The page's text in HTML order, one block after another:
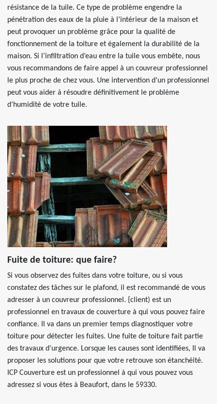
résistance de la tuile. Ce type de problème engendre la
pénétration des eaux de la pluie à l’intérieur de la maison et
peut provoquer un problème grâce pour la qualité de
fonctionnement de la toiture et également la durabilité de la
maison. Si l’infiltration d’eau entre la tuile vous embête, nous
vous recommandons de faire appel à un couvreur professionnel
le plus proche de chez vous. Une intervention d’un professionnel
peut vous aider à résoudre définitivement le problème
d’humidité de votre tuile.
Fuite de toiture: que faire?
Si vous observez des fuites dans votre toiture, ou si vous
constatez des tâches sur le plafond, il est recommandé de vous
adresser à un couvreur professionnel. {client) est un
professionnel en travaux de couverture à qui vous pouvez faire
confiance. Il va dans un premier temps diagnostiquer votre
toiture pour détecter les fuites. Une fuite de toiture fait partie
des travaux d’urgence. Lorsque les causes sont identifiées, Il va
proposer les solutions pour que votre retrouve son étanchéité.
ICP Couverture est un professionnel à qui vous pouvez vous
adressez si vous êtes à Beaufort, dans le 59330.